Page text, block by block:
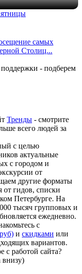
самых
Столиц...
- подберем
Тренды - смотрите
всего людей за
с целью
актуальные
с городом и
от
другие форматы
от гидов, списки
Петербурге. На
тысяч групповых и
ежедневно.
с
и скидками или
вариантов.
с работой сайта?